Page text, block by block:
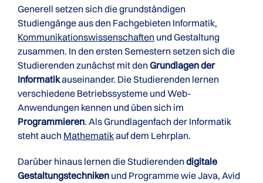
Generell setzen sich die grundständigen
Studiengänge aus den Fachgebieten Informatik,
Kommunikationswissenschaften und Gestaltung
zusammen. In den ersten Semestern setzen sich die
Studierenden zunächst mit den Grundlagen der
Informatikauseinander. Die Studierenden lernen
verschiedene Betriebssysteme und Web-
Anwendungen kennen und üben sich im
Programmieren. Als Grundlagenfach der Informatik
steht auch Mathematikauf dem Lehrplan.
Darüber hinaus lernen die Studierenden digitale
Gestaltungstechniken und Programme wie Java, Avid